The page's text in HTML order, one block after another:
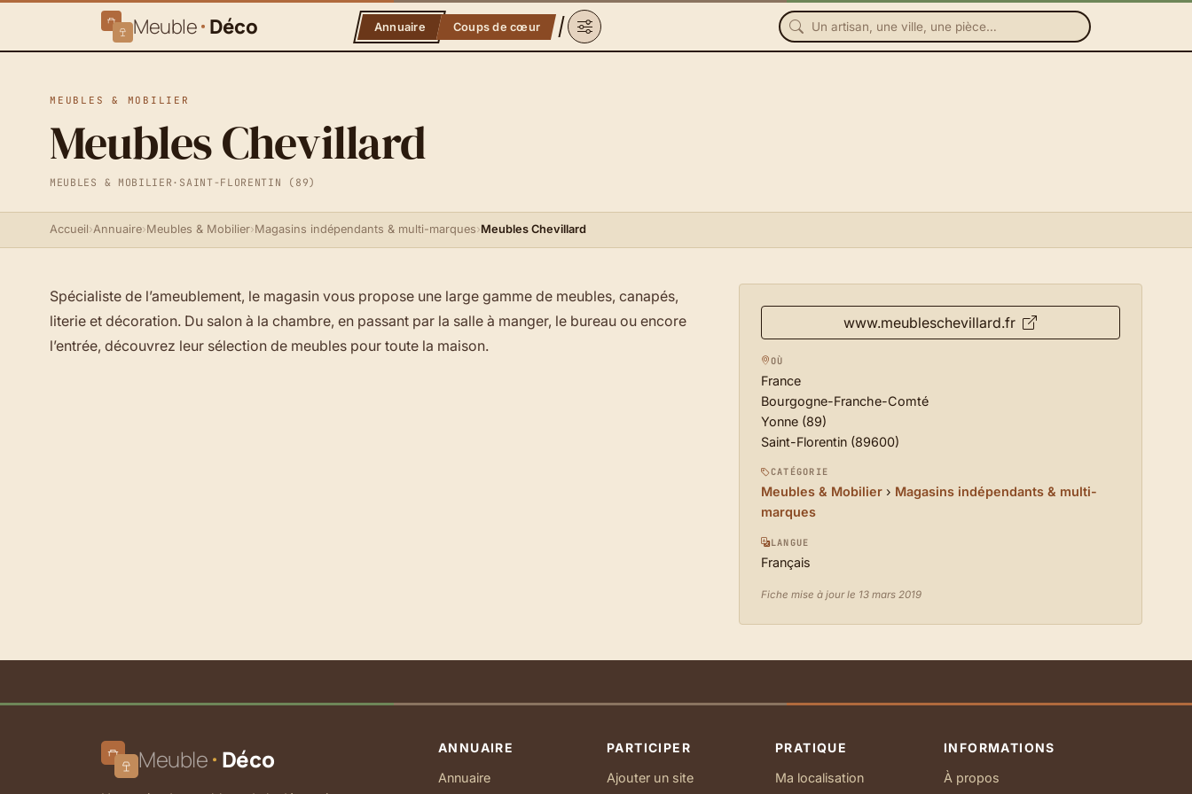
Meuble Déco Annuaire Coups de cœur
MEUBLES & MOBILIER
Meubles Chevillard
MEUBLES & MOBILIER · SAINT-FLORENTIN (89)
Accueil›Annuaire›Meubles & Mobilier›Magasins indépendants & multi-marques›Meubles Chevillard
Spécialiste de l’ameublement, le magasin vous propose une large gamme de meubles, canapés,
literie et décoration. Du salon à la chambre, en passant par la salle à manger, le bureau ou encore
l’entrée, découvrez leur sélection de meubles pour toute la maison.
www.meubleschevillard.fr
OÙ
France
Bourgogne-Franche-Comté
Yonne (89)
Saint-Florentin (89600)
CATÉGORIE
Meubles & Mobilier› Magasins indépendants & multi-
marques
LANGUE
Français
Fiche mise à jour le 13 mars 2019
Meuble Déco ANNUAIRE
Annuaire
PARTICIPER
Ajouter un site
PRATIQUE
Ma localisation
INFORMATIONS
À propos